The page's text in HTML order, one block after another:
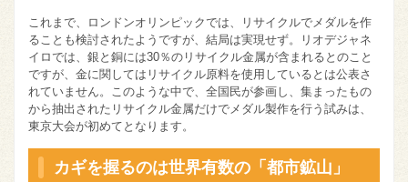
これまで、ロンドンオリンピックでは、リサイクルでメダルを作
ることも検討されたようですが、結局は実現せず。リオデジャネ
イロでは、銀と銅には30％のリサイクル金属が含まれるとのこと
ですが、金に関してはリサイクル原料を使用しているとは公表さ
れていません。このような中で、全国民が参画し、集まったもの
から抽出されたリサイクル金属だけでメダル製作を行う試みは、
東京大会が初めてとなります。
カギを握るのは世界有数の「都市鉱山」